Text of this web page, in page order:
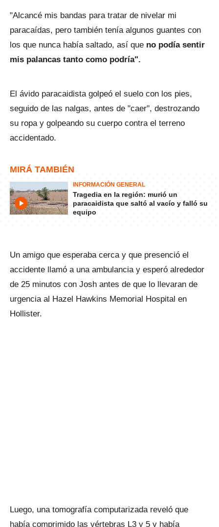
"Alcancé mis bandas para tratar de nivelar mi
paracaídas, pero también tenía algunos guantes con
los que nunca había saltado, así que no podía sentir
mis palancas tanto como podría".
El ávido paracaidista golpeó el suelo con los pies,
seguido de las nalgas, antes de "caer", destrozando
su ropa y golpeando su cuerpo contra el terreno
accidentado.
MIRÁ TAMBIÉN
INFORMACIÓN GENERAL
Tragedia en la región: murió un
paracaidista que saltó al vacío y falló su
equipo
Un amigo que esperaba cerca y que presenció el
accidente llamó a una ambulancia y esperó alrededor
de 25 minutos con Josh antes de que lo llevaran de
urgencia al Hazel Hawkins Memorial Hospital en
Hollister.
Luego, una tomografía computarizada reveló que
había comprimido las vértebras L3 y 5 y había